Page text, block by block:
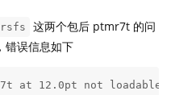
rsfs
这两个包后 ptmr7t 的问
错误信息如下
at 12.0pt not